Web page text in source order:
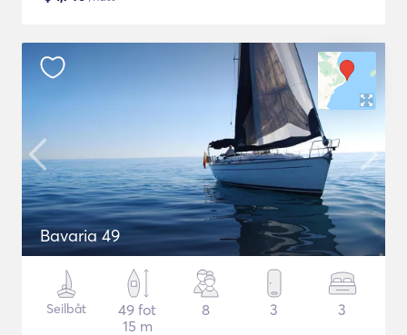
Bavaria 49
Seilbåt
49 fot
15 m
8 3 3